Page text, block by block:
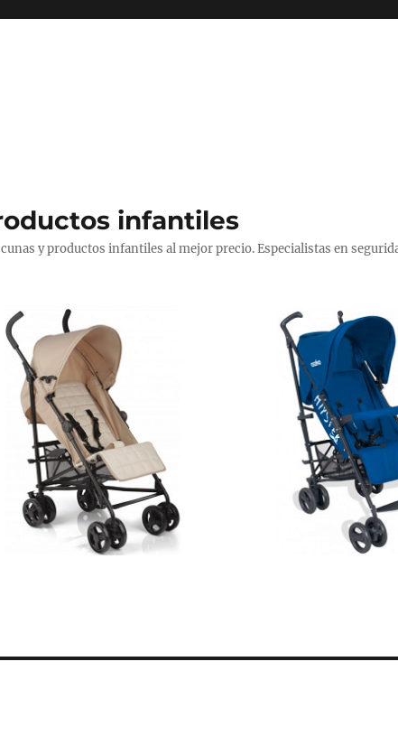
infantiles
y productos infantiles al mejor precio. Especialistas en